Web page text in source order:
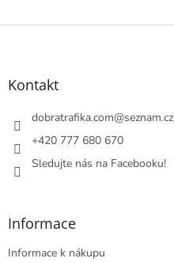
Z
Kontakt
dobratrafika.com@seznam.cz
+420 777 680 670
Sledujte nás na Facebooku!
Informace
Informace k nákupu